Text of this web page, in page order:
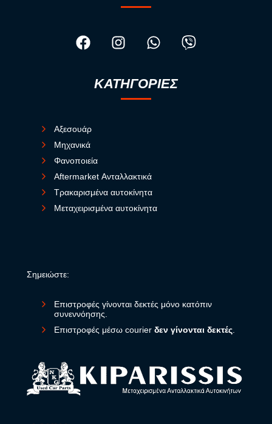
ΚΑΤΗΓΟΡΙΕΣ
Αξεσουάρ
Μηχανικά
Φανοποιεία
Aftermarket Ανταλλακτικά
Τρακαρισμένα αυτοκίνητα
Μεταχειρισμένα αυτοκίνητα
Σημειώστε:
Επιστροφές γίνονται δεκτές μόνο κατόπιν
συνεννόησης.
Επιστροφές μέσω courier δεν γίνονται δεκτές